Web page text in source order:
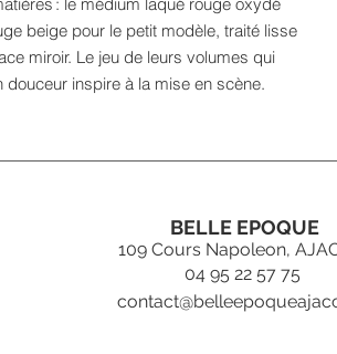
beige pour le petit modèle, traité lisse
miroir. Le jeu de leurs volumes qui
inspire à la mise en scène.
BELLE EPOQUE
109 Cours Napoleon,
04 95 22 57 75